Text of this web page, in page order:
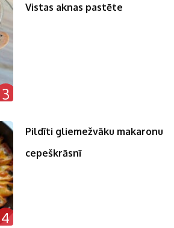
3
Vistas aknas pastēte
4
Pildīti gliemežvāku makaronu
cepeškrāsnī